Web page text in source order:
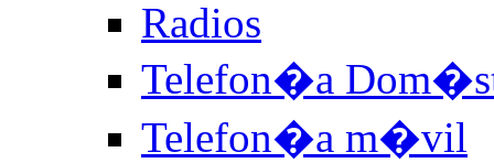
Radios
Telefon�a
Telefon�a m�vil